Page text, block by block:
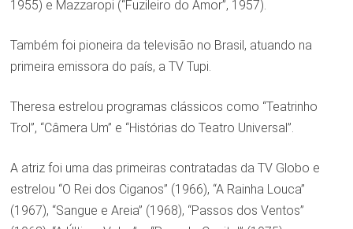
1955) e Mazzaropi (“Fuzileiro do Amor”, 1957).
Também foi pioneira da televisão no Brasil, atuando na
primeira emissora do país, a TV Tupi.
Theresa estrelou programas clássicos como “Teatrinho
Trol”, “Câmera Um” e “Histórias do Teatro Universal”.
A atriz foi uma das primeiras contratadas da TV Globo e
estrelou “O Rei dos Ciganos” (1966), “A Rainha Louca”
(1967), “Sangue e Areia” (1968), “Passos dos Ventos”